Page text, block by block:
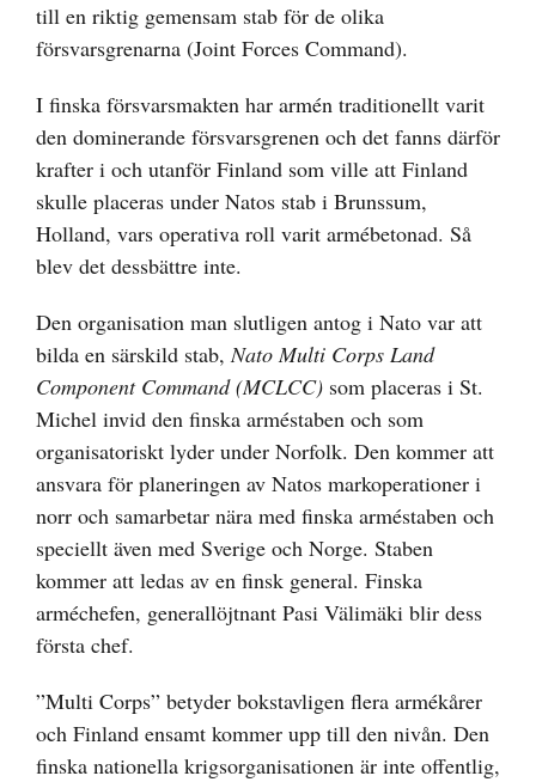
till en riktig gemensam stab för de olika
försvarsgrenarna (Joint Forces Command).
I finska försvarsmakten har armén traditionellt varit
den dominerande försvarsgrenen och det fanns därför
krafter i och utanför Finland som ville att Finland
skulle placeras under Natos stab i Brunssum,
Holland, vars operativa roll varit armébetonad. Så
blev det dessbättre inte.
Den organisation man slutligen antog i Nato var att
bilda en särskild stab,Nato Multi Corps Land
Component Command (MCLCC) som placeras i St.
Michel invid den finska arméstaben och som
organisatoriskt lyder under Norfolk. Den kommer att
ansvara för planeringen av Natos markoperationer i
norr och samarbetar nära med finska arméstaben och
speciellt även med Sverige och Norge. Staben
kommer att ledas av en finsk general. Finska
arméchefen, generallöjtnant Pasi Välimäki blir dess
första chef.
”Multi Corps” betyder bokstavligen flera armékårer
och Finland ensamt kommer upp till den nivån. Den
finska nationella krigsorganisationen är inte offentlig,